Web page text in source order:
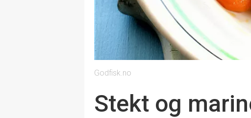
Godfisk.no
Stekt og